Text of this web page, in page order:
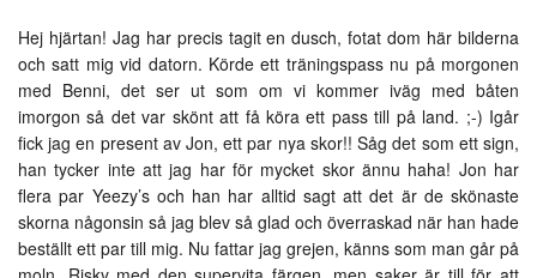
Hej hjärtan! Jag har precis tagit en dusch, fotat dom här bilderna
och satt mig vid datorn. Körde ett träningspass nu på morgonen
med Benni, det ser ut som om vi kommer iväg med båten
imorgon så det var skönt att få köra ett pass till på land. ;-) Igår
fick jag en present av Jon, ett par nya skor!! Såg det som ett sign,
han tycker inte att jag har för mycket skor ännu haha! Jon har
flera par Yeezy’s och han har alltid sagt att det är de skönaste
skorna någonsin så jag blev så glad och överraskad när han hade
beställt ett par till mig. Nu fattar jag grejen, känns som man går på